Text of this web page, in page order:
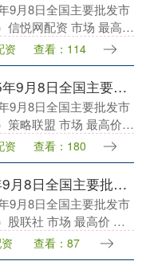
9月8日全国主要批发市
信悦网配资 市场 最高价
市紫坊农产品综合交易
32.00....
资 查看：114
策略联盟 2025年9月8日全国主要批发市场香瓜价格行情
9月8日全国主要批发市
策略联盟 市场 最高价
省太原市河西农产品有
....
资 查看：180
股联社 2025年9月8日全国主要批发市场香菜价格行情
9月8日全国主要批发市
股联社 市场 最高价 最
鑫石门国际农产品批发
9.00 7.00 ....
查看：87